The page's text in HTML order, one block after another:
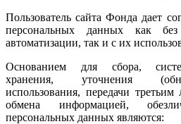
Пользователь сайта Фонда дает
персональных данных как без
автоматизации, так и с их
Основанием для сбора,
хранения, уточнения
использования, передачи
обмена информацией,
персональных данных являются: